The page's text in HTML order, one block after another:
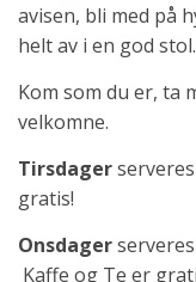
avisen, bli med på
helt av i en god stol.
Kom som du er, ta
velkomne.
Tirsdager
gratis!
Onsdager
Kaffe og Te er